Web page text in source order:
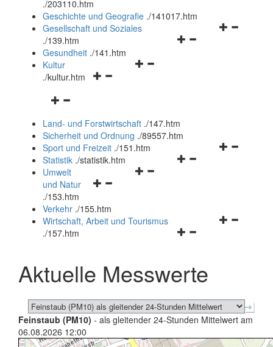
und
schließen
./203110.htm
Geschichte und Geografie ./141017.htm
Navigationsmenü
Gesellschaft und Soziales
./139.htm
Navigationsmenü
Gesundheit ./141.htm
Navigationsmenü
Kultur
./kultur.htm
Navigationsmenü
und
schließen
Land- und Forstwirtschaft ./147.htm
Sicherheit und Ordnung ./89557.htm
Navigationsmenü
Sport und Freizeit ./151.htm
Navigationsmenü
Statistik ./statistik.htm
Navigationsmenü
und
schließen
Umwelt
und Natur
./153.htm
Verkehr ./155.htm
Navigationsmenü
schließen
Wirtschaft, Arbeit und Tourismus
./157.htm
Aktuelle Messwerte
Feinstaub (PM10) - als gleitender 24-Stunden Mittelwert am
06.08.2026 12:00